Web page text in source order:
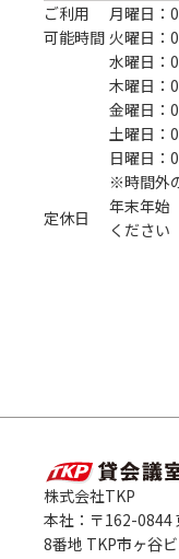
ご利用
可能時間
月曜日：
火曜日：
水曜日：
木曜日：
金曜日：
土曜日：
日曜日：
※時間外
定休日
年末年始
ください
株式会社TKP
本社：〒162-0844
8番地 TKP市ヶ谷